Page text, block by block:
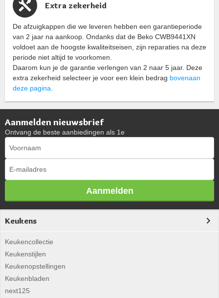
Extra zekerheid
De afzuigkappen die we leveren hebben een garantieperiode
van 2 jaar na aankoop. Ondanks dat de Beko CWB9441XN
voldoet aan de hoogste kwaliteitseisen, zijn reparaties na deze
periode niet altijd te voorkomen.
Daarom kun je de garantie verlengen van 2 naar 5 jaar. Deze
extra zekerheid selecteer je voor een klein bedrag bovenaan
deze pagina.
Aanmelden nieuwsbrief
Ontvang de beste aanbiedingen als 1e
Aanmelden
Keukens
Keukencollectie
Keukenstijlen
Keukenopstellingen
Keukenbladen
next125